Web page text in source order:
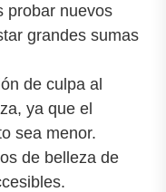
probar nuevos
grandes sumas
de culpa al
ya que el
sea menor.
de belleza de